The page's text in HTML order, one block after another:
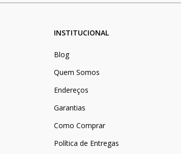
INSTITUCIONAL
Blog
Quem Somos
Endereços
Garantias
Como Comprar
Política de Entregas